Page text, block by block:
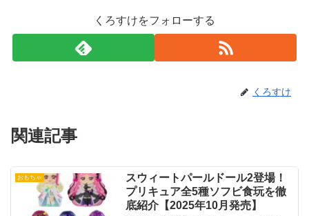
くろすけをフォローする
くろすけ
関連記事
おもちゃ
スウィートパールドール2登場！
プリキュア全5種ソフビ食玩を徹
底紹介【2025年10月発売】